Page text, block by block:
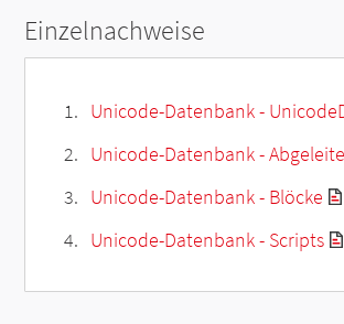
Einzelnachweise
Unicode-Datenbank -
Unicode-Datenbank -
Unicode-Datenbank - Blöcke
Unicode-Datenbank - Scripts